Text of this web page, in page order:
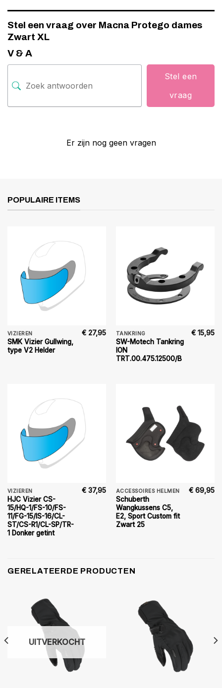
Stel een vraag over Macna Protego dames
Zwart XL
V & A
Stel een
vraag
Er zijn nog geen vragen
POPULAIRE ITEMS
VIZIEREN
SMK Vizier Gullwing,
type V2 Helder
€ 27,95 TANKRING
SW-Motech Tankring
ION
TRT.00.475.12500/B
€ 15,95
VIZIEREN
HJC Vizier CS-
15/HQ-1/FS-10/FS-
11/FG-15/IS-16/CL-
ST/CS-R1/CL-SP/TR-
1 Donker getint
€ 37,95 ACCESSOIRES HELMEN
Schuberth
Wangkussens C5,
E2, Sport Custom fit
Zwart 25
€ 69,95
GERELATEERDE PRODUCTEN
UITVERKOCHT